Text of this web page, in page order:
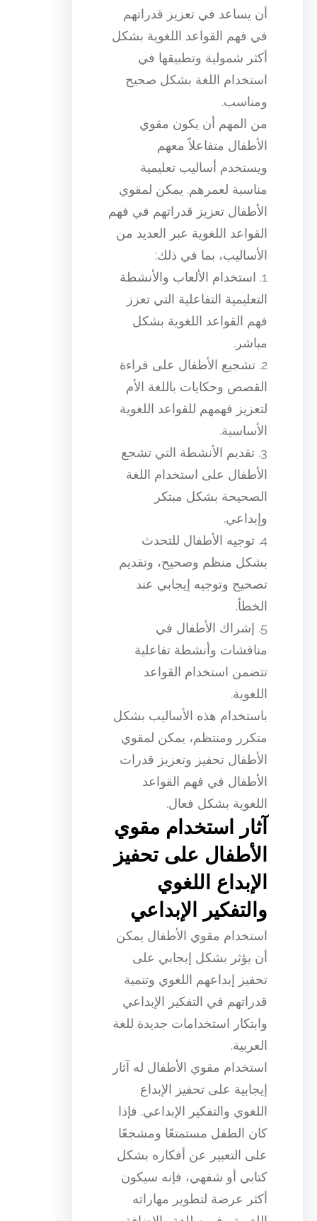
أن يساعد في تعزيز قدراتهم
في فهم القواعد اللغوية بشكل
أكثر شمولية وتطبيقها في
استخدام اللغة بشكل صحيح
ومناسب.
من المهم أن يكون مقوي
الأطفال متفاعلاً معهم
ويستخدم أساليب تعليمية
مناسبة لعمرهم. يمكن لمقوي
الأطفال تعزيز قدراتهم في فهم
القواعد اللغوية عبر العديد من
الأساليب، بما في ذلك:
1. استخدام الألعاب والأنشطة
التعليمية التفاعلية التي تعزز
فهم القواعد اللغوية بشكل
مباشر.
2. تشجيع الأطفال على قراءة
القصص وحكايات باللغة الأم
لتعزيز فهمهم للقواعد اللغوية
الأساسية.
3. تقديم الأنشطة التي تشجع
الأطفال على استخدام اللغة
الصحيحة بشكل مبتكر
وإبداعي.
4. توجيه الأطفال للتحدث
بشكل منظم وصحيح، وتقديم
تصحيح وتوجيه إيجابي عند
الخطأ.
5. إشراك الأطفال في
مناقشات وأنشطة تفاعلية
تتضمن استخدام القواعد
اللغوية.
باستخدام هذه الأساليب بشكل
متكرر ومنتظم، يمكن لمقوي
الأطفال تحفيز وتعزيز قدرات
الأطفال في فهم القواعد
اللغوية بشكل فعال.
آثار استخدام مقوي
الأطفال على تحفيز
الإبداع اللغوي
والتفكير الإبداعي
استخدام مقوي الأطفال يمكن
أن يؤثر بشكل إيجابي على
تحفيز إبداعهم اللغوي وتنمية
قدراتهم في التفكير الإبداعي
وابتكار استخدامات جديدة للغة
العربية.
استخدام مقوي الأطفال له آثار
إيجابية على تحفيز الإبداع
اللغوي والتفكير الإبداعي. فإذا
كان الطفل مستمتعًا ومشجعًا
على التعبير عن أفكاره بشكل
كتابي أو شفهي، فإنه سيكون
أكثر عرضة لتطوير مهاراته